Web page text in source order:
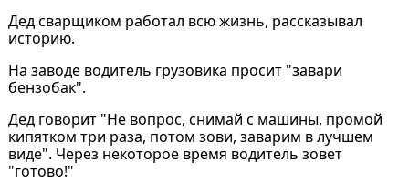
Дед сварщиком работал всю жизнь, рассказывал
историю.
На заводе водитель грузовика просит "завари
бензобак".
Дед говорит "Не вопрос, снимай с машины, промой
кипятком три раза, потом зови, заварим в лучшем
виде". Через некоторое время водитель зовет
"готово!"